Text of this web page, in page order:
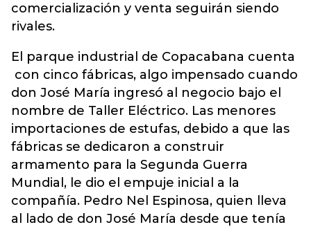
comercialización y venta seguirán siendo
rivales.
El parque industrial de Copacabana cuenta
con cinco fábricas, algo impensado cuando
don José María ingresó al negocio bajo el
nombre de Taller Eléctrico. Las menores
importaciones de estufas, debido a que las
fábricas se dedicaron a construir
armamento para la Segunda Guerra
Mundial, le dio el empuje inicial a la
compañía. Pedro Nel Espinosa, quien lleva
al lado de don José María desde que tenía